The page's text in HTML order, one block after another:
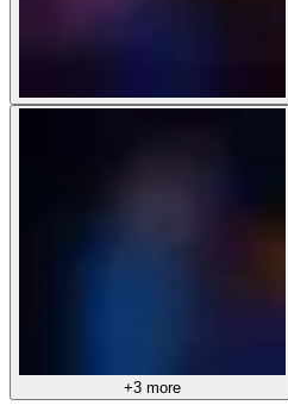
+3 more